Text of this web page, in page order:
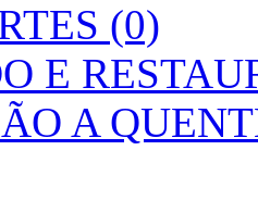
(0)
E
A